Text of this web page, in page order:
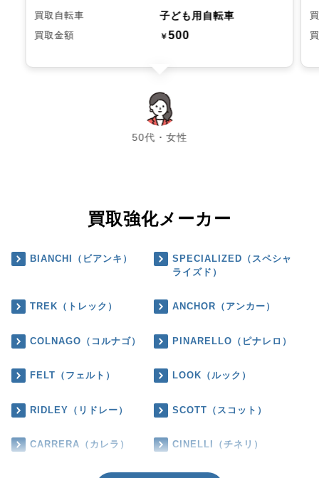
買取自転車 子ども用自転車
買取金額 ￥500
50代・女性
chevron_left chevron_right
買取強化メーカー
BIANCHI（ビアンキ）
SPECIALIZED（スペシャ
ライズド）
TREK（トレック） ANCHOR（アンカー）
COLNAGO（コルナゴ） PINARELLO（ピナレロ）
FELT（フェルト） LOOK（ルック）
RIDLEY（リドレー） SCOTT（スコット）
CARRERA（カレラ） CINELLI（チネリ）